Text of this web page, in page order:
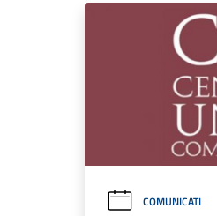
COMUNICATI